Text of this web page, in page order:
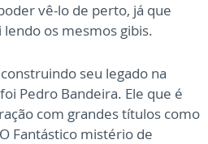
vê-lo de perto, já que
os mesmos gibis.
seu legado na
Pedro Bandeira. Ele que é
com grandes títulos como
Fantástico mistério de